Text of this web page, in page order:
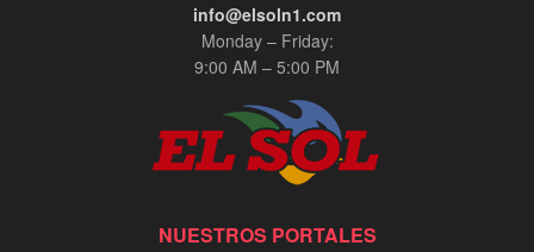
info@elsoln1.com
Monday – Friday:
9:00 AM – 5:00 PM
NUESTROS PORTALES